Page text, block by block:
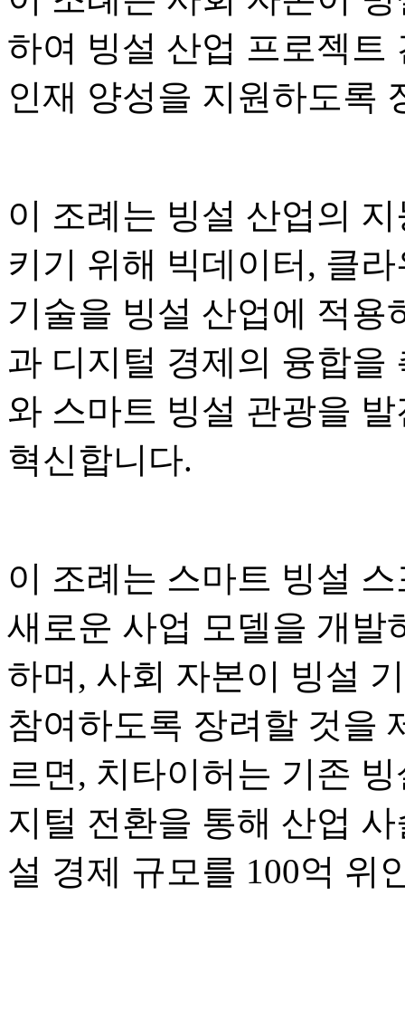
하여 빙설 산업 프로젝트
인재 양성을 지원하도록
이 조례는 빙설 산업의
키기 위해 빅데이터, 클
기술을 빙설 산업에 적용
과 디지털 경제의 융합을
와 스마트 빙설 관광을
혁신합니다.
이 조례는 스마트 빙설
새로운 사업 모델을 개발
하며, 사회 자본이 빙설
참여하도록 장려할 것을
르면, 치타이허는 기존
지털 전환을 통해 산업
설 경제 규모를 100억 위